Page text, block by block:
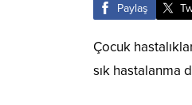
Paylaş
Çocuk
sık hastalanma